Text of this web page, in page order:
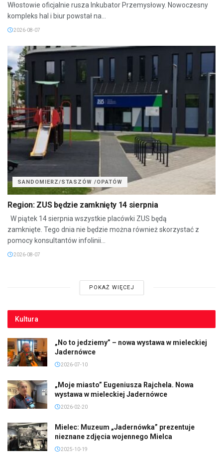
Włostowie oficjalnie rusza Inkubator Przemysłowy. Nowoczesny
kompleks hal i biur powstał na...
2026-08-07
SANDOMIERZ/STASZÓW /OPATÓW
Region: ZUS będzie zamknięty 14 sierpnia
W piątek 14 sierpnia wszystkie placówki ZUS będą
zamknięte. Tego dnia nie będzie można również skorzystać z
pomocy konsultantów infolinii...
2026-08-07
POKAŻ WIĘCEJ
Kultura
„No to jedziemy” – nowa wystawa w mieleckiej
Jadernówce
2026-07-10
„Moje miasto” Eugeniusza Rajchela. Nowa
wystawa w mieleckiej Jadernówce
2026-02-20
Mielec: Muzeum „Jadernówka” prezentuje
nieznane zdjęcia wojennego Mielca
2025-10-19